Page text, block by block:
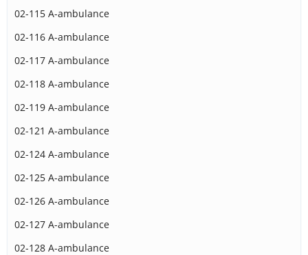
02-115 A-ambulance
02-116 A-ambulance
02-117 A-ambulance
02-118 A-ambulance
02-119 A-ambulance
02-121 A-ambulance
02-124 A-ambulance
02-125 A-ambulance
02-126 A-ambulance
02-127 A-ambulance
02-128 A-ambulance